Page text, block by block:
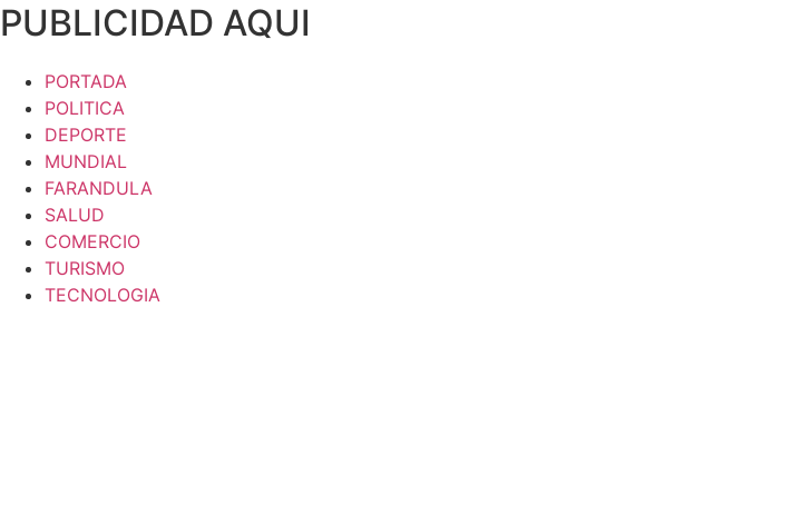
PUBLICIDAD AQUI
PORTADA
POLITICA
DEPORTE
MUNDIAL
FARANDULA
SALUD
COMERCIO
TURISMO
TECNOLOGIA